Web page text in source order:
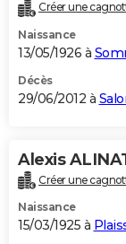
Créer une
Naissance
13/05/1926 à
Décès
29/06/2012 à
Alexis
Créer une
Naissance
15/03/1925 à